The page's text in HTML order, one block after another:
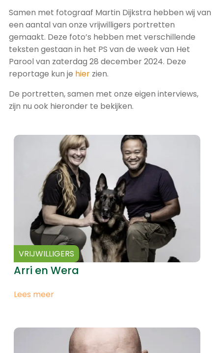
Samen met fotograaf Martin Dijkstra hebben wij van
een aantal van onze vrijwilligers portretten
gemaakt. Deze foto’s hebben met verschillende
teksten gestaan in het PS van de week van Het
Parool van zaterdag 28 december 2024. Deze
reportage kun je hier zien.
De portretten, samen met onze eigen interviews,
zijn nu ook hieronder te bekijken.
VRIJWILLIGERS
Arri en Wera
Lees meer